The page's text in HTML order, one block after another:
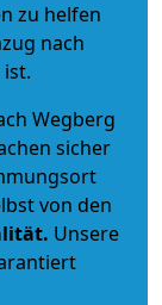
zu helfen
nach
Wegberg
sicher
von den
. Unsere